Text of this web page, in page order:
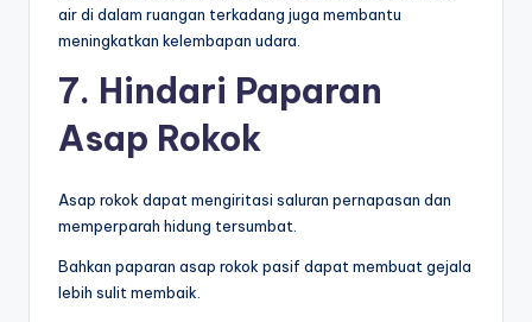
air di dalam ruangan terkadang juga membantu
meningkatkan kelembapan udara.
7. Hindari Paparan
Asap Rokok
Asap rokok dapat mengiritasi saluran pernapasan dan
memperparah hidung tersumbat.
Bahkan paparan asap rokok pasif dapat membuat gejala
lebih sulit membaik.